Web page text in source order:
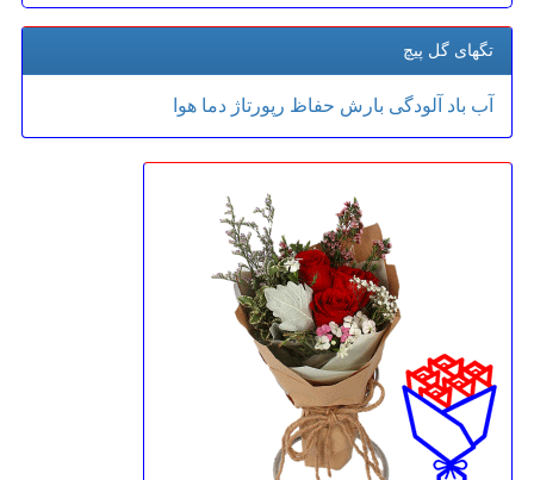
تگهای گل پیچ
آب باد آلودگی بارش حفاظ رپورتاژ دما هوا